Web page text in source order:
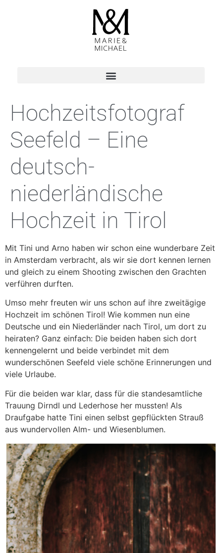
Hochzeitsfotograf
Seefeld – Eine
deutsch-
niederländische
Hochzeit in Tirol
Mit Tini und Arno haben wir schon eine wunderbare Zeit
in Amsterdam verbracht, als wir sie dort kennen lernen
und gleich zu einem Shooting zwischen den Grachten
verführen durften.
Umso mehr freuten wir uns schon auf ihre zweitägige
Hochzeit im schönen Tirol! Wie kommen nun eine
Deutsche und ein Niederländer nach Tirol, um dort zu
heiraten? Ganz einfach: Die beiden haben sich dort
kennengelernt und beide verbindet mit dem
wunderschönen Seefeld viele schöne Erinnerungen und
viele Urlaube.
Für die beiden war klar, dass für die standesamtliche
Trauung Dirndl und Lederhose her mussten! Als
Draufgabe hatte Tini einen selbst gepflückten Strauß
aus wundervollen Alm- und Wiesenblumen.